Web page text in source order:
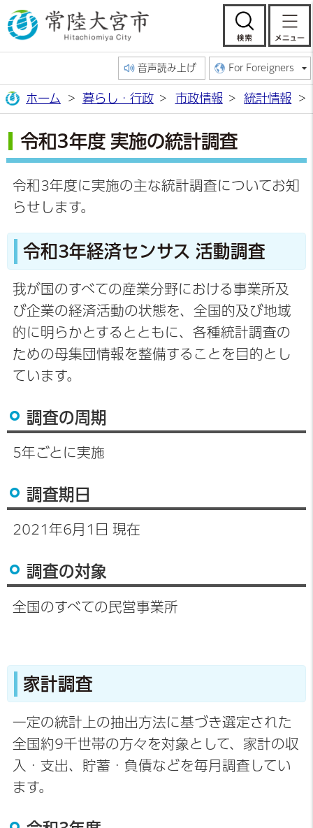
常陸大宮市公
検
音声読み上げ For Foreigners
ホーム 暮らし・行政 市政情報 統計情報
令和3年度 実施の統計調査
令和3年度に実施の主な統計調査についてお知
らせします。
令和3年経済センサス 活動調査
我が国のすべての産業分野における事業所及
び企業の経済活動の状態を、全国的及び地域
的に明らかとするとともに、各種統計調査の
ための母集団情報を整備することを目的とし
ています。
調査の周期
5年ごとに実施
調査期日
2021年6月1日 現在
調査の対象
全国のすべての民営事業所
家計調査
一定の統計上の抽出方法に基づき選定された
全国約9千世帯の方々を対象として、家計の収
入・支出、貯蓄・負債などを毎月調査してい
ます。